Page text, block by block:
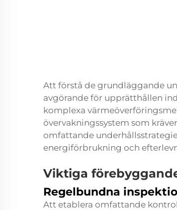
Att förstå de grundläggande
avgörande för upprätthållen
komplexa
övervakningssystem som
omfattande
energiförbrukning och
Viktiga
Regelbundna
Att etablera omfattande